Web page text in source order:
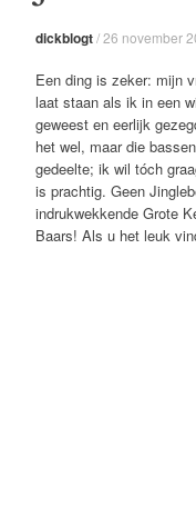
dickblogt/26 november
Een ding is zeker: mijn
laat staan als ik in een
geweest en eerlijk
het wel, maar die
gedeelte; ik wil tóch
is prachtig. Geen
indrukwekkende Grote
Baars! Als u het leuk